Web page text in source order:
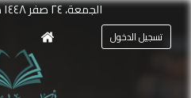
تسجيل الدخول
الجمعة، ٢٤ صفر ١٤٤٨ هـ